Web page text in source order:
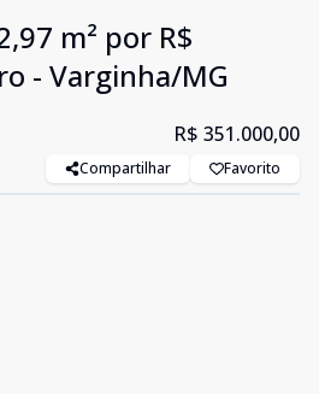
m² por R$
- Varginha/MG
R$ 351.000,00
Compartilhar Favorito